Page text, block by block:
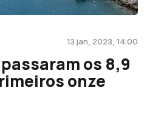
13 jan, 2023, 14:00
os 8,9
onze